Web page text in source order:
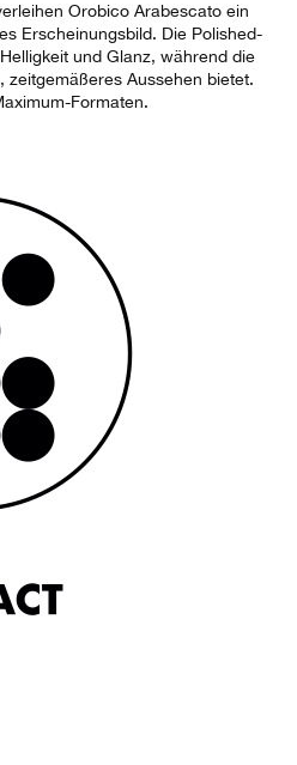
Orobico Arabescato ein
Erscheinungsbild. Die Polished-
und Glanz, während die
zeitgemäßeres Aussehen bietet.
Formaten.